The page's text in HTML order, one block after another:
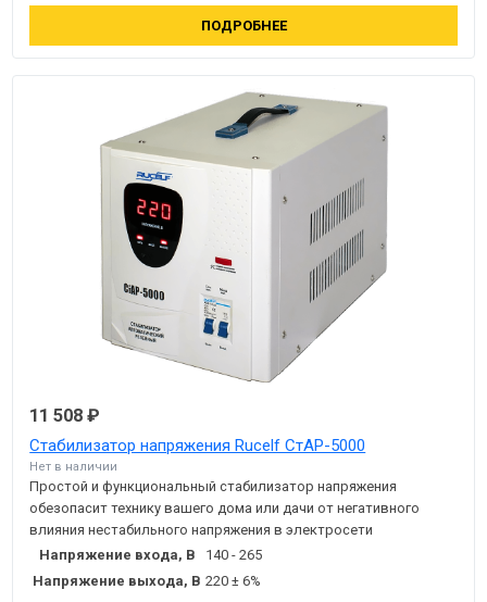
ПОДРОБНЕЕ
11 508 ₽
Стабилизатор напряжения Rucelf СтАР-5000
Нет в наличии
Простой и функциональный стабилизатор напряжения
обезопасит технику вашего дома или дачи от негативного
влияния нестабильного напряжения в электросети
Напряжение входа, В
140 - 265
Напряжение выхода, В 220 ± 6%